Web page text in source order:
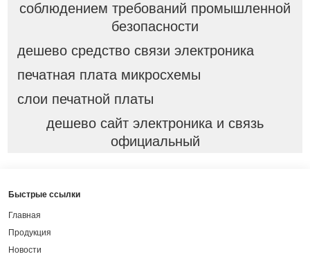
соблюдением требований промышленной
безопасности
дешево средство связи электроника
печатная плата микросхемы
слои печатной платы
дешево сайт электроника и связь
официальный
Быстрые ссылки
Главная
Продукция
Новости